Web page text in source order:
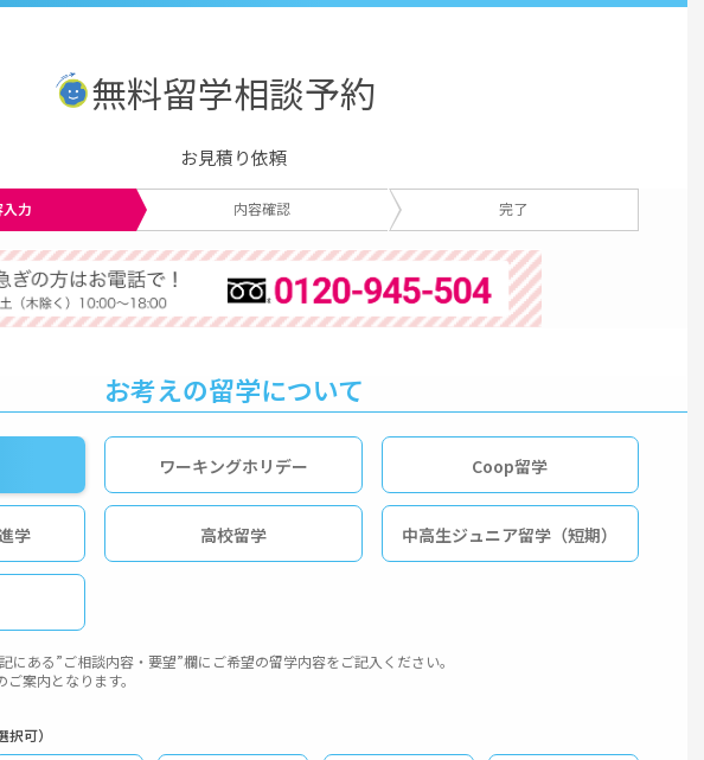
無料留学相談予約
お見積り依頼
力 内容確認 完了
お考えの留学について
ワーキングホリデー Coop留学
学 高校留学 中高生ジュニア留学（短期）
ある”ご相談内容・要望”欄にご希望の留学内容をご記入ください。
案内となります。
可）